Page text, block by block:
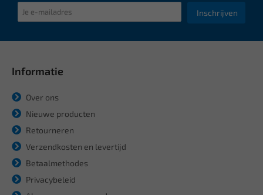
Inschrijven
Informatie
Over ons
Nieuwe producten
Retourneren
Verzendkosten en levertijd
Betaalmethodes
Privacybeleid